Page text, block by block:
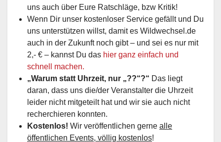
uns auch über Eure Ratschläge, bzw Kritik!
Wenn Dir unser kostenloser Service gefällt und Du
uns unterstützen willst, damit es Wildwechsel.de
auch in der Zukunft noch gibt – und sei es nur mit
2,- € – kannst Du das hier ganz einfach und
schnell machen.
„Warum statt Uhrzeit, nur „??“?“ Das liegt
daran, dass uns die/der Veranstalter die Uhrzeit
leider nicht mitgeteilt hat und wir sie auch nicht
recherchieren konnten.
Kostenlos! Wir veröffentlichen gerne alle
öffentlichen Events, völlig kostenlos!